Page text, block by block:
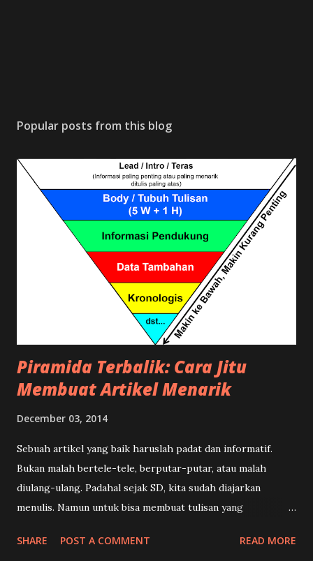
Popular posts from this blog
Piramida Terbalik: Cara Jitu
Membuat Artikel Menarik
December 03, 2014
Sebuah artikel yang baik haruslah padat dan informatif.
Bukan malah bertele-tele, berputar-putar, atau malah
diulang-ulang. Padahal sejak SD, kita sudah diajarkan
menulis. Namun untuk bisa membuat tulisan yang
teknik khusus. Dalam dunia kewartaan teknik tersebut
SHARE POST A COMMENT READ MORE